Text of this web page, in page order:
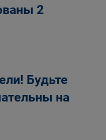
2
Будьте
на